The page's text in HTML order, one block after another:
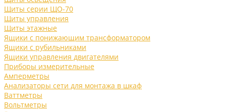
Щиты серии ЩО-70
Щиты управления
Щиты этажные
Ящики с понижающим трансформатором
Ящики с рубильниками
Ящики управления двигателями
Приборы измерительные
Амперметры
Анализаторы сети для монтажа в шкаф
Ваттметры
Вольтметры